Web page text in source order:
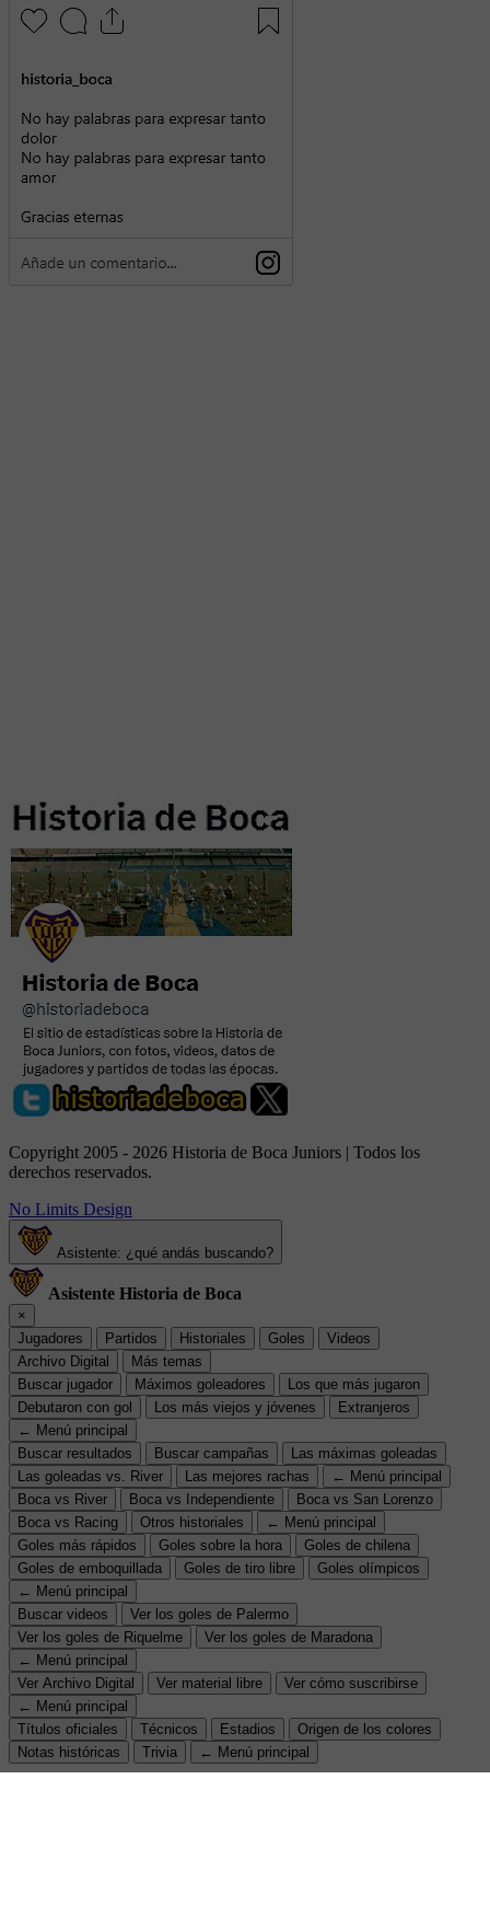
Copyright 2005 - 2026 Historia de Boca Juniors | Todos los
derechos reservados.
No Limits Design
Asistente: ¿qué andás buscando?
Asistente Historia de Boca
×
Jugadores
Partidos Historiales Goles
Videos
Archivo Digital
Más temas
Buscar jugador
Máximos goleadores
Los que más jugaron
Debutaron con gol
Los más viejos y jóvenes
Extranjeros
← Menú principal
Buscar resultados
Buscar campañas
Las máximas goleadas
Las goleadas vs. River
Las mejores rachas
← Menú principal
Boca vs River
Boca vs Independiente
Boca vs San Lorenzo
Boca vs Racing
Otros historiales
← Menú principal
Goles más rápidos
Goles sobre la hora
Goles de chilena
Goles de emboquillada
Goles de tiro libre
Goles olímpicos
← Menú principal
Buscar videos
Ver los goles de Palermo
Ver los goles de Riquelme
Ver los goles de Maradona
← Menú principal
Ver Archivo Digital
Ver material libre
Ver cómo suscribirse
← Menú principal
Títulos oficiales
Técnicos Estadios
Origen de los colores
Notas históricas
Trivia ← Menú principal